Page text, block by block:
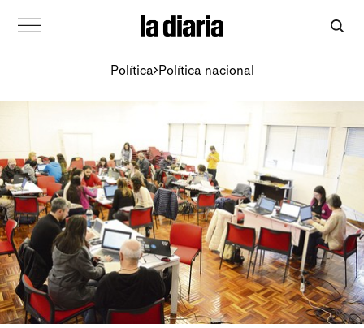
Política Política nacional